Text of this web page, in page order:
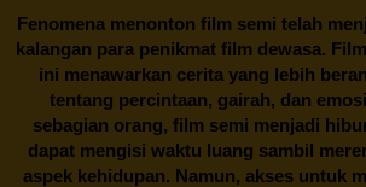
Fenomena menonton film semi telah
kalangan para penikmat film dewasa.
ini menawarkan cerita yang lebih
tentang percintaan, gairah, dan
sebagian orang, film semi menjadi
dapat mengisi waktu luang sambil
aspek kehidupan. Namun, akses untuk